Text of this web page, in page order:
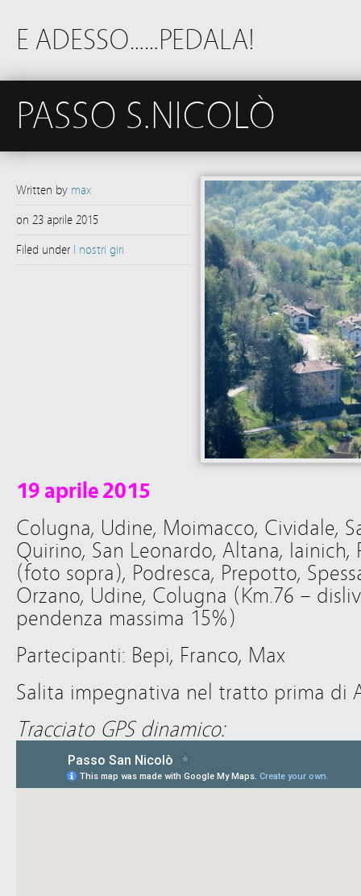
E ADESSO……PEDALA!
PASSO S.NICOLÒ
Written by max
on 23 aprile 2015
Filed under I nostri giri
19 aprile 2015
Colugna, Udine, Moimacco, Cividale,
Quirino, San Leonardo, Altana, Iainich,
(foto sopra), Podresca, Prepotto,
Orzano, Udine, Colugna (Km.76 –
pendenza massima 15%)
Partecipanti: Bepi, Franco, Max
Salita impegnativa nel tratto prima di
Tracciato GPS dinamico: